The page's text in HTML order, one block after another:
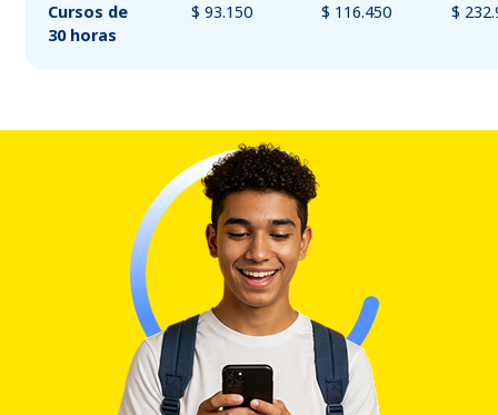
Cursos de
30 horas
$ 93.150 $ 116.450 $